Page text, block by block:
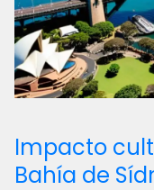
Impacto
Bahía de